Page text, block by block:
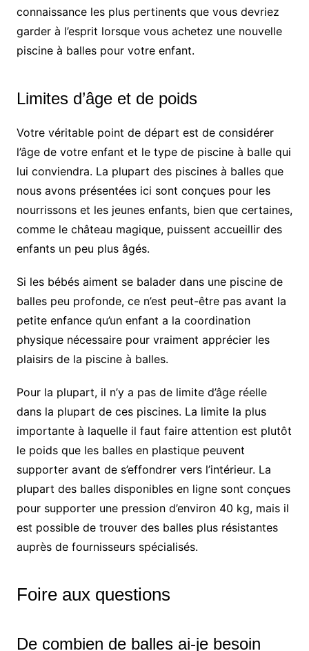
connaissance les plus pertinents que vous devriez
garder à l’esprit lorsque vous achetez une nouvelle
piscine à balles pour votre enfant.
Limites d’âge et de poids
Votre véritable point de départ est de considérer
l’âge de votre enfant et le type de piscine à balle qui
lui conviendra. La plupart des piscines à balles que
nous avons présentées ici sont conçues pour les
nourrissons et les jeunes enfants, bien que certaines,
comme le château magique, puissent accueillir des
enfants un peu plus âgés.
Si les bébés aiment se balader dans une piscine de
balles peu profonde, ce n’est peut-être pas avant la
petite enfance qu’un enfant a la coordination
physique nécessaire pour vraiment apprécier les
plaisirs de la piscine à balles.
Pour la plupart, il n’y a pas de limite d’âge réelle
dans la plupart de ces piscines. La limite la plus
importante à laquelle il faut faire attention est plutôt
le poids que les balles en plastique peuvent
supporter avant de s’effondrer vers l’intérieur. La
plupart des balles disponibles en ligne sont conçues
pour supporter une pression d’environ 40 kg, mais il
est possible de trouver des balles plus résistantes
auprès de fournisseurs spécialisés.
Foire aux questions
De combien de balles ai-je besoin